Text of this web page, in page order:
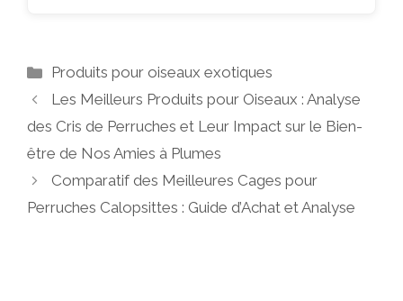
Catégories
Produits pour oiseaux exotiques
Les Meilleurs Produits pour Oiseaux : Analyse
des Cris de Perruches et Leur Impact sur le Bien-
être de Nos Amies à Plumes
Comparatif des Meilleures Cages pour
Perruches Calopsittes : Guide d’Achat et Analyse